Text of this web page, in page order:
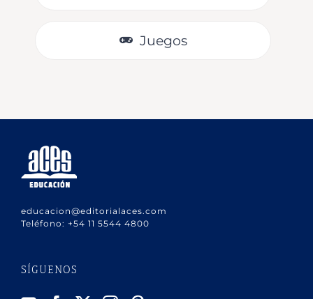
Juegos
educacion@editorialaces.com
Teléfono: +54 11 5544 4800
SÍGUENOS